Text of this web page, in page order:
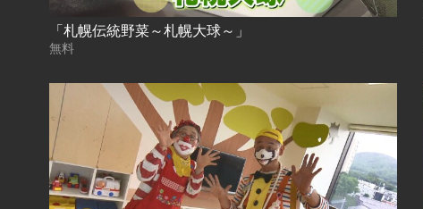
「札幌伝統野菜～札幌大球～」
無料